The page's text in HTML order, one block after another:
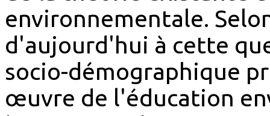
environnementale.
d'aujourd'hui à cette
socio-démographique
œuvre de l'éducation